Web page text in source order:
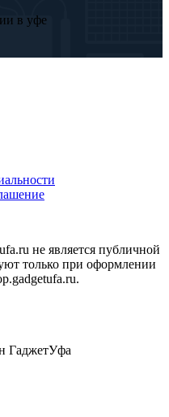
в уфе
не является публичной
только при оформлении
ГаджетУфа